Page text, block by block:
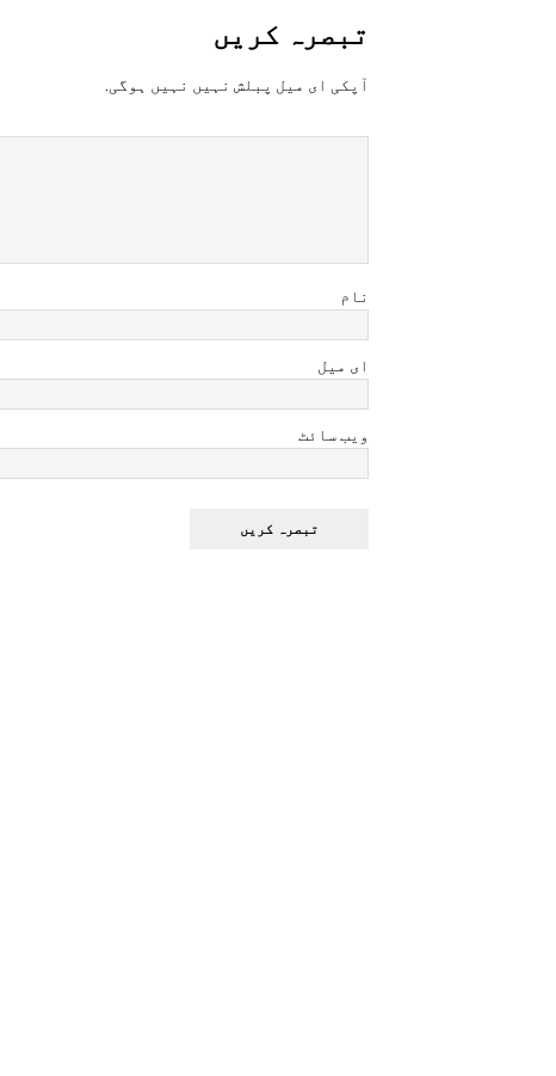
تبصرہ کريں
آپکی ای ميل پبلش نہيں نہيں ہوگی.
نام
ای میل
ویب سائٹ